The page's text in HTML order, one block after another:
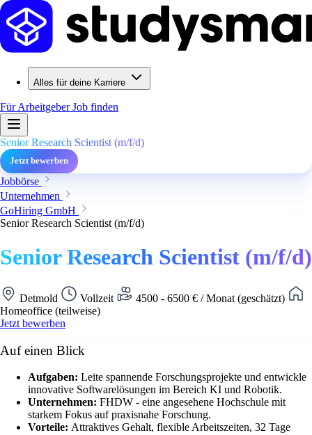
Alles für deine Karriere
Für ArbeitgeberJob finden
Senior Research Scientist (m/f/d)
Jetzt bewerben
Jobbörse
Unternehmen
GoHiring GmbH
Senior Research Scientist (m/f/d)
Senior Research Scientist (m/f/d)
Detmold Vollzeit
4500 - 6500 € / Monat (geschätzt)
Homeoffice (teilweise)
Jetzt bewerben
Auf einen Blick
Aufgaben: Leite spannende Forschungsprojekte und entwickle
innovative Softwarelösungen im Bereich KI und Robotik.
Unternehmen: FHDW - eine angesehene Hochschule mit
starkem Fokus auf praxisnahe Forschung.
Vorteile: Attraktives Gehalt, flexible Arbeitszeiten, 32 Tage